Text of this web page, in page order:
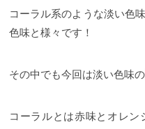
コーラル系のような淡い色
色味と様々です！
その中でも今回は淡い色味の
コーラルとは赤味とオレン